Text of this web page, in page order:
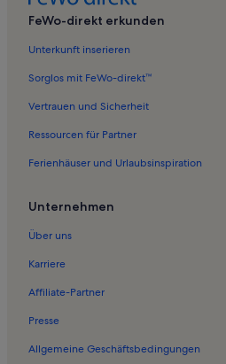
Ferienwohnungen in Erfurter Dom
Ferienwohnungen in Erfurt
Ferienwohnungen in Rhoda
Ferienwohnungen in Egapark Erfurt
Ferienwohnungen in Ingersleben
Ferienwohnungen in St.-Severi-Kirche
FeWo-direkt erkunden
Unterkunft inserieren
Sorglos mit FeWo-direkt™
Vertrauen und Sicherheit
Ressourcen für Partner
Ferienhäuser und Urlaubsinspiration
Unternehmen
Über uns
Karriere
Affiliate-Partner
Presse
Allgemeine Geschäftsbedingungen